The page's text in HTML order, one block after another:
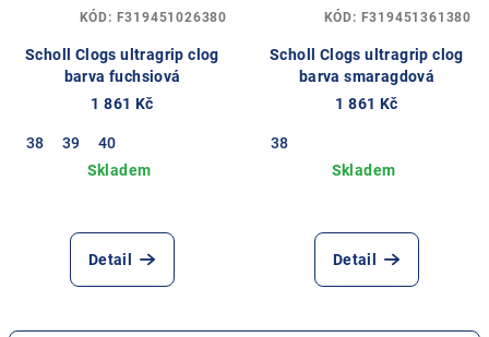
Scholl Clogs ultragrip clog
barva fuchsiová
1 861 Kč
38 39 40
Detail
KÓD: F319451026380
Scholl Clogs ultragrip clog
barva smaragdová
1 861 Kč
38
Detail
KÓD: F319451361380